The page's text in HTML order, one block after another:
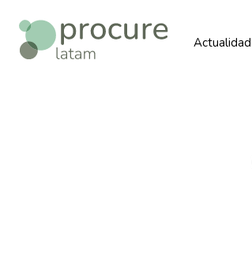
Actualidad